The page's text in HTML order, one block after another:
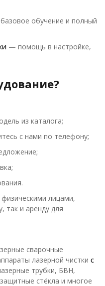
обучение и полный
— помощь в настройке,
из каталога;
с нами по телефону;
лицами,
так и аренду для
сварочные
лазерной чистки с
трубки, БВН,
стёкла и многое